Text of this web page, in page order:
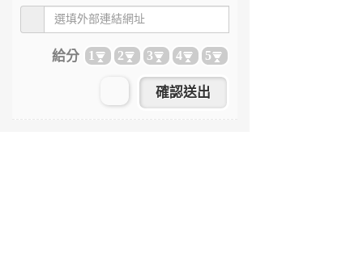
給分 1 2 3 4 5